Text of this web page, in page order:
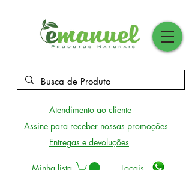
Atendimento ao cliente
Assine para receber nossas promoções
Entregas e devoluções